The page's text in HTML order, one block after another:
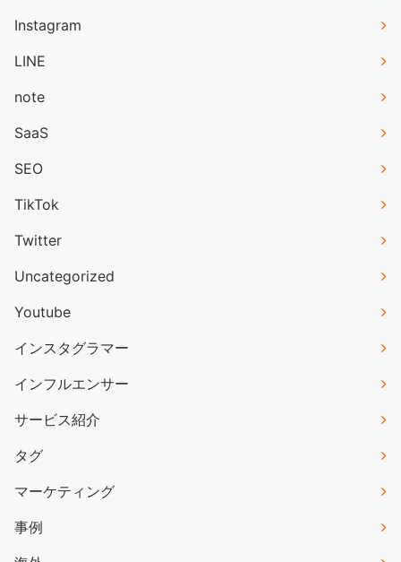
Instagram
LINE
note
SaaS
SEO
TikTok
Twitter
Uncategorized
Youtube
インスタグラマー
インフルエンサー
サービス紹介
タグ
マーケティング
事例